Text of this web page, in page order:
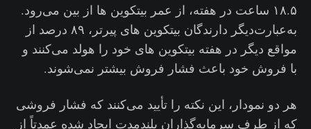
۱۸.۵ ساعت در هفته، از عمر بیتکوین ها از بین می‌رود.
به‌عبارت‌دیگر دارندگان بیتکوین های پیرتر، ۸۹ درصد از
مواقع دیگر در هفته بیتکوین های خود را هولد می‌کنند و
با فروش خود باعث فشار فروش بیشتر نمی‌شوند.
هر دو نمودار، این نکته را تأیید می‌کنند که فشار فروشی
که از طرف سرمایه‌گذاران بلندمدت ایجاد شده عمدتاً از